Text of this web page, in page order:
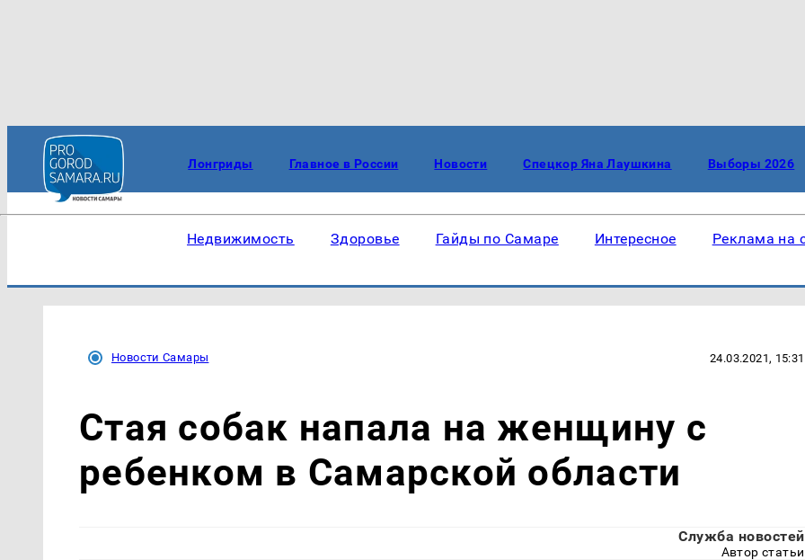
Лонгриды Главное в России Новости Спецкор Яна Лаушкина Выборы 2026
Недвижимость Здоровье Гайды по Самаре Интересное Реклама на
Новости Самары 24.03.2021, 15:31
Стая собак напала на женщину с
ребенком в Самарской области
Служба новостей
Автор статьи